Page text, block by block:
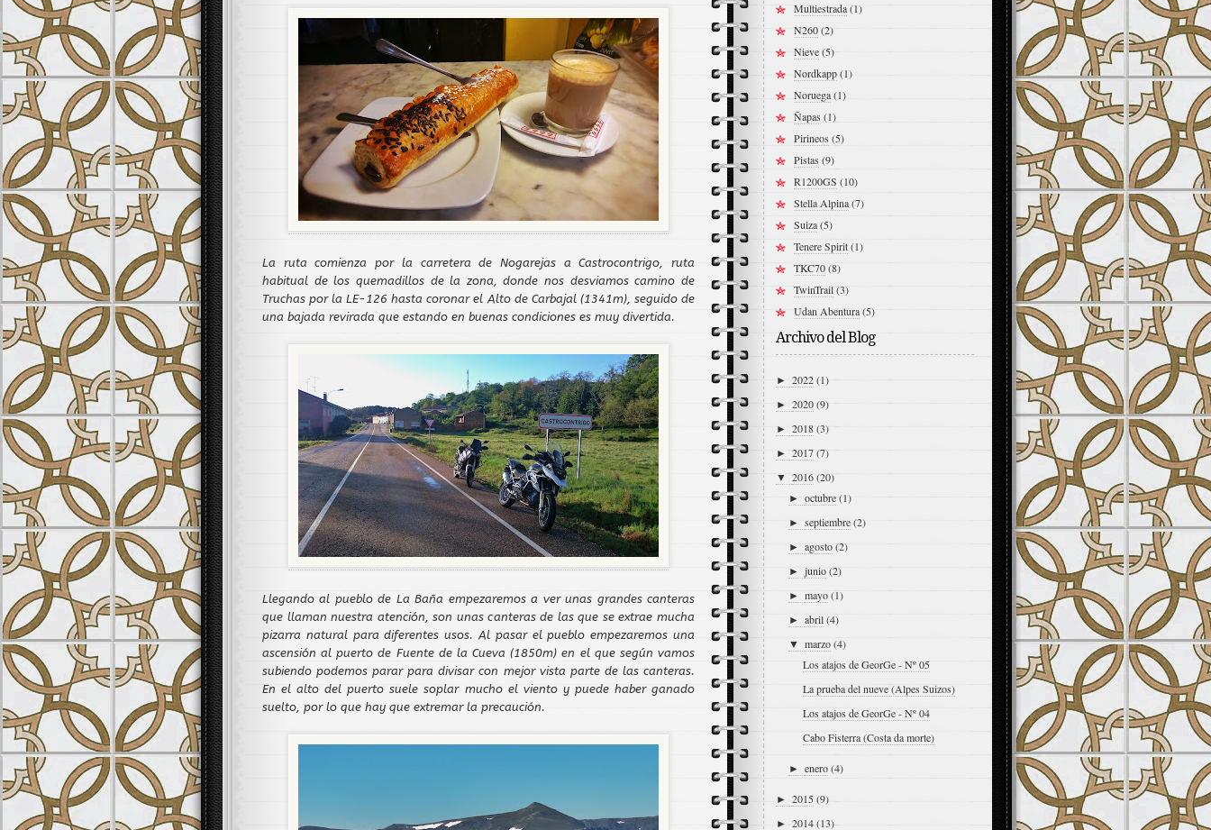
La ruta comienza por la carretera de Nogarejas a Castrocontrigo, ruta
habitual de los quemadillos de la zona, donde nos desviamos camino de
Truchas por la LE-126 hasta coronar el Alto de Carbajal (1341m), seguido de
una bajada revirada que estando en buenas condiciones es muy divertida.
Llegando al pueblo de La Baña empezaremos a ver unas grandes canteras
que llaman nuestra atención, son unas canteras de las que se extrae mucha
pizarra natural para diferentes usos. Al pasar el pueblo empezaremos una
ascensión al puerto de Fuente de la Cueva (1850m) en el que según vamos
subiendo podemos parar para divisar con mejor vista parte de las canteras.
En el alto del puerto suele soplar mucho el viento y puede haber ganado
suelto, por lo que hay que extremar la precaución.
Multiestrada(1)
N260(2)
Nieve(5)
Nordkapp(1)
Noruega(1)
Ñapas (1)
Pirineos (5)
Pistas (9)
R1200GS (10)
Stella Alpina(7)
Suiza(5)
Tenere Spirit(1)
TKC70(8)
TwinTrail(3)
Udan Abentura(5)
Archivo del Blog
► 2022(1)
► 2020(9)
► 2018(3)
► 2017(7)
▼ 2016(20)
►octubre (1)
►septiembre (2)
►agosto (2)
►junio (2)
►mayo (1)
►abril (4)
▼ marzo (4)
Los atajos de GeorGe - Nº 05
La prueba del nueve (Alpes Suizos)
Los atajos de GeorGe - Nº 04
Cabo Fisterra (Costa da morte)
►enero (4)
► 2015(9)
► 2014(13)